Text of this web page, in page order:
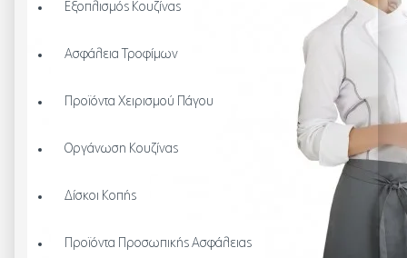
Εξοπλισμός Κουζίνας
Ασφάλεια Τροφίμων
Προϊόντα Χειρισμού Πάγου
Οργάνωση Κουζίνας
Δίσκοι Κοπής
Προϊόντα Προσωπικής Ασφάλειας